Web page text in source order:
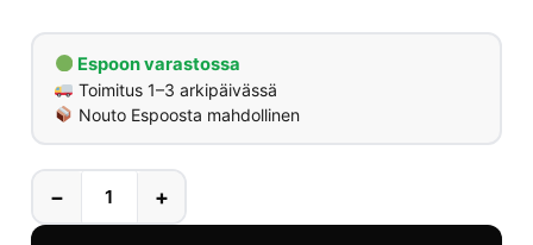
Espoon varastossa
Toimitus 1–3 arkipäivässä
Nouto Espoosta mahdollinen
− +